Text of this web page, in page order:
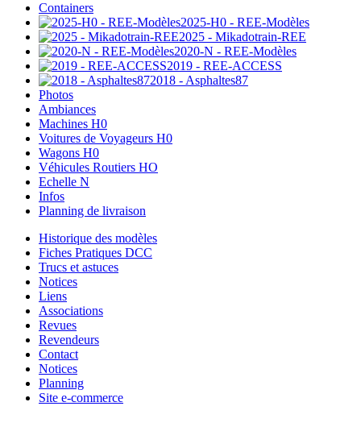
Containers
2025-H0 - REE-Modèles
2025 - Mikadotrain-REE
2020-N - REE-Modèles
2019 - REE-ACCESS
2018 - Asphaltes87
Photos
Ambiances
Machines H0
Voitures de Voyageurs H0
Wagons H0
Véhicules Routiers HO
Echelle N
Infos
Planning de livraison
Historique des modèles
Fiches Pratiques DCC
Trucs et astuces
Notices
Liens
Associations
Revues
Revendeurs
Contact
Notices
Planning
Site e-commerce